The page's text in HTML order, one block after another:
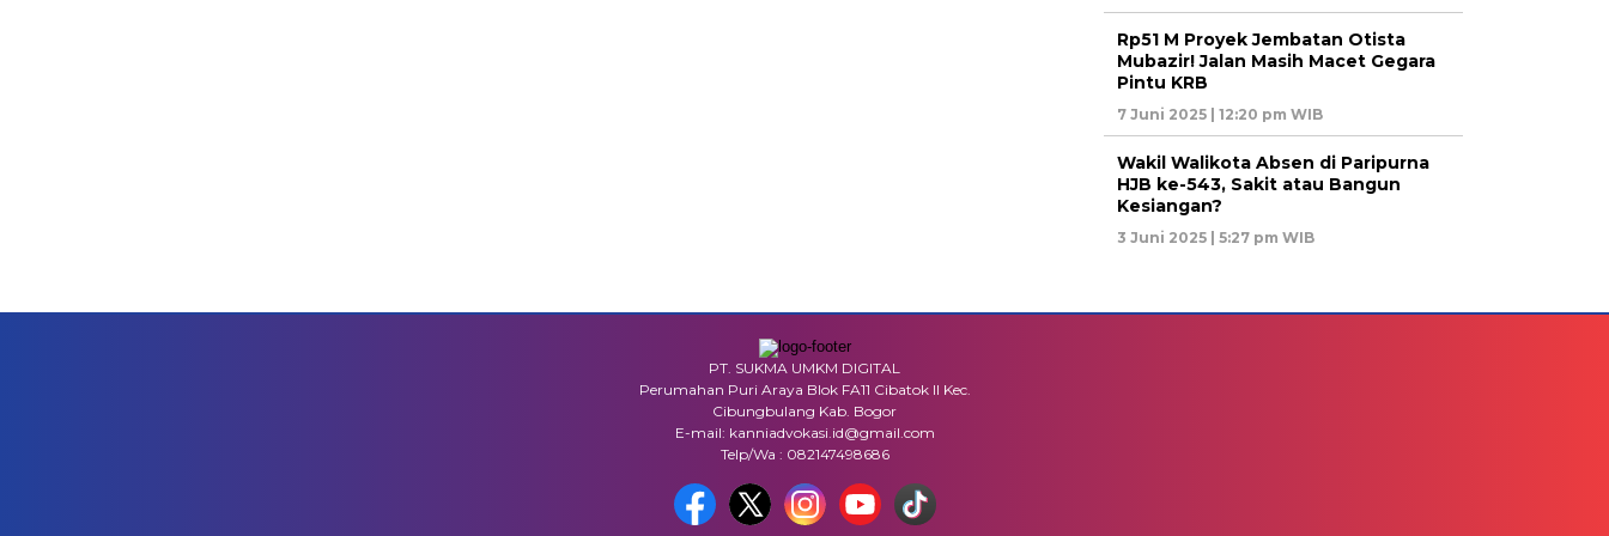
Rp51 M Proyek Jembatan Otista
Mubazir! Jalan Masih Macet Gegara
Pintu KRB
7 Juni 2025 | 12:20 pm WIB
Wakil Walikota Absen di Paripurna
HJB ke-543, Sakit atau Bangun
Kesiangan?
3 Juni 2025 | 5:27 pm WIB
PT. SUKMA UMKM DIGITAL
Perumahan Puri Araya Blok FA11 Cibatok II Kec.
Cibungbulang Kab. Bogor
E-mail: kanniadvokasi.id@gmail.com
Telp/Wa : 082147498686